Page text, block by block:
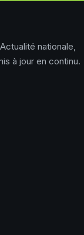
nationale,
à jour en continu.